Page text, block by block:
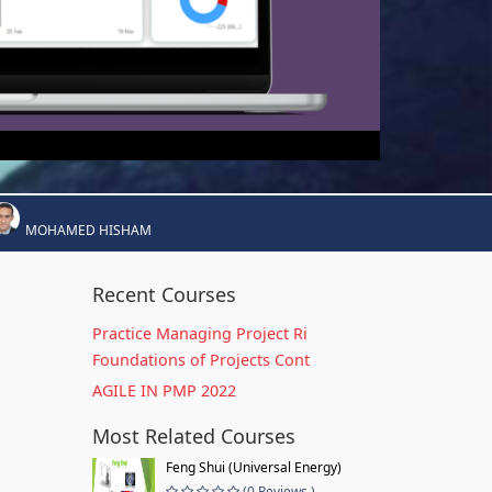
MOHAMED HISHAM
Recent Courses
Practice Managing Project Ri
Foundations of Projects Cont
AGILE IN PMP 2022
Most Related Courses
Feng Shui (Universal Energy)